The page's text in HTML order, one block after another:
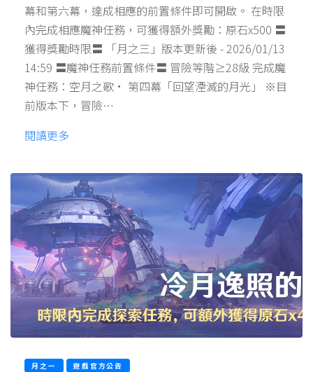
幕和第六幕，達成相應的前置條件即可開啟。 在時限
內完成相應魔神任務，可獲得額外獎勵：原石x500 〓
獲得獎勵時限〓 「月之三」版本更新後 - 2026/01/13
14:59 〓魔神任務前置條件〓 冒險等階≥28級 完成魔
神任務：空月之歌· 第四幕「回望湮滅的月光」 ※目
前版本下，冒險…
閱讀更多
月之一 遊戲官方公告